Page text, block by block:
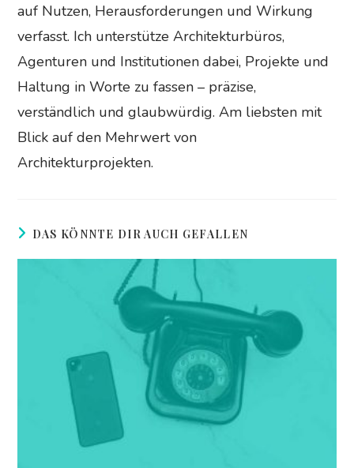
auf Nutzen, Herausforderungen und Wirkung
verfasst. Ich unterstütze Architekturbüros,
Agenturen und Institutionen dabei, Projekte und
Haltung in Worte zu fassen – präzise,
verständlich und glaubwürdig. Am liebsten mit
Blick auf den Mehrwert von
Architekturprojekten.
DAS KÖNNTE DIR AUCH GEFALLEN